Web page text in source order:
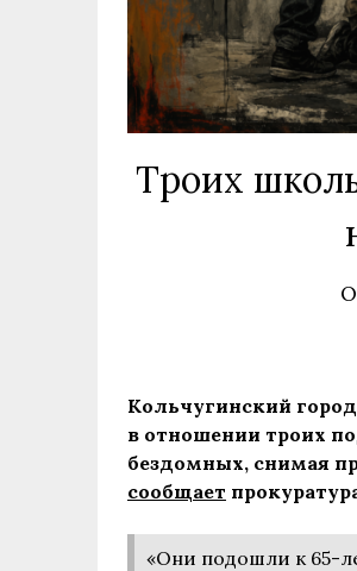
Троих
Кольчугинский
в отношении троих
бездомных, снимая
сообщает
«Они подошли к 65-